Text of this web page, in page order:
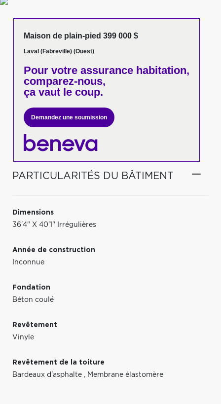
Maison de plain-pied 399 000 $
Laval (Fabreville) (Ouest)
Pour votreassurance habitation,
comparez-nous,
ça vaut le coup.
Demandez une soumission
PARTICULARITÉS DU BÂTIMENT
Dimensions
36'4" X 40'1" Irrégulières
Année de construction
Inconnue
Fondation
Béton coulé
Revêtement
Vinyle
Revêtement de la toiture
Bardeaux d'asphalte , Membrane élastomère